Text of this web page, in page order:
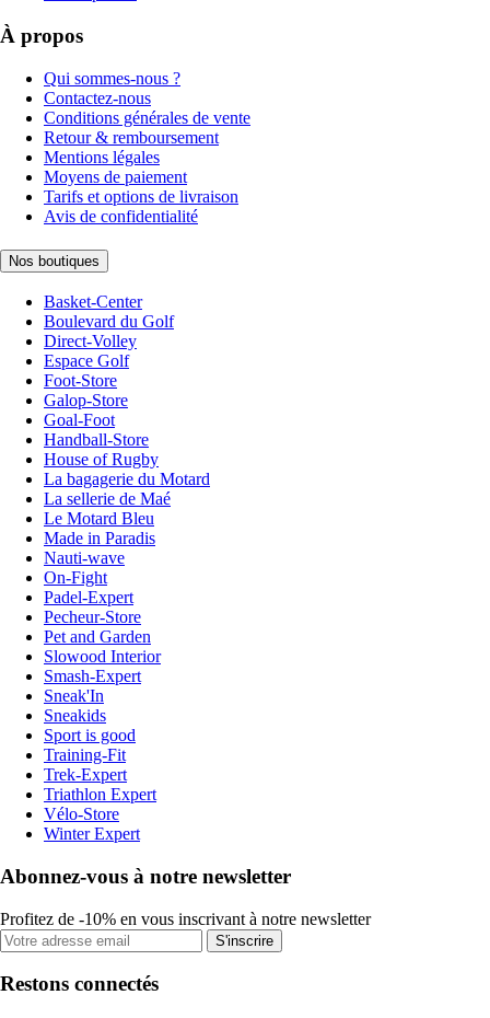
À propos
Qui sommes-nous ?
Contactez-nous
Conditions générales de vente
Retour & remboursement
Mentions légales
Moyens de paiement
Tarifs et options de livraison
Avis de confidentialité
Nos boutiques
Basket-Center
Boulevard du Golf
Direct-Volley
Espace Golf
Foot-Store
Galop-Store
Goal-Foot
Handball-Store
House of Rugby
La bagagerie du Motard
La sellerie de Maé
Le Motard Bleu
Made in Paradis
Nauti-wave
On-Fight
Padel-Expert
Pecheur-Store
Pet and Garden
Slowood Interior
Smash-Expert
Sneak'In
Sneakids
Sport is good
Training-Fit
Trek-Expert
Triathlon Expert
Vélo-Store
Winter Expert
Abonnez-vous à notre newsletter
Profitez de -10% en vous inscrivant à notre newsletter
S'inscrire
Restons connectés